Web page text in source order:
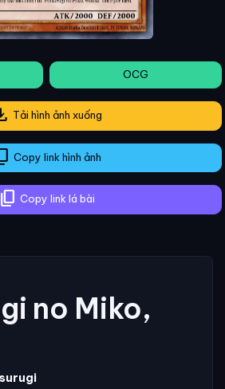
OCG
Tải hình ảnh xuống
Copy link hình ảnh
content_copy Copy link lá bài
no Miko,